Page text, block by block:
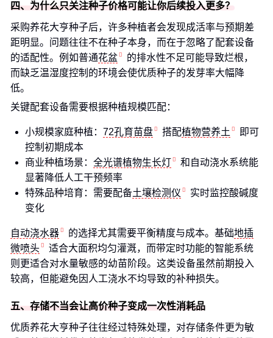
四、为什么只关注种子价格可能让你后续投入更多？
采购养花大亨种子后，许多种植者会发现成活率与预期差
距明显。问题往往不在种子本身，而在于忽略了配套设备
的适配性。例如普通花盆
的排水性不足可能导致烂根，
而缺乏温湿度控制的环境会使优质种子的发芽率大幅降
低。
关键配套设备需要根据种植规模匹配：
小规模家庭种植： 72孔育苗盘 搭配植物营养土
即可
控制初期成本
商业种植场景： 全光谱植物生长灯
和自动浇水系统能
显著降低人工干预频率
特殊品种培育：需要配备土壤检测仪
实时监控酸碱度
变化
自动浇水器 的选择尤其需要平衡精度与成本。基础地插
微喷头
适合大面积均匀灌溉，而带定时功能的智能系统
则更适合对水量敏感的幼苗阶段。这类设备虽然前期投入
较高，但能避免因人工浇水不均导致的补种损失。
五、存储不当会让高价种子变成一次性消耗品
优质养花大亨种子往往经过特殊处理，对存储条件更为敏